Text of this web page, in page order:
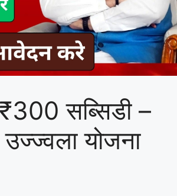
सब्सिडी –
योजना